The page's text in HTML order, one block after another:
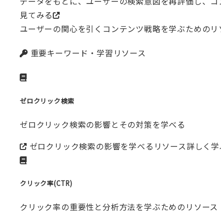
見てみる
ユーザーの関心を引くコンテンツ戦略を学ぶためのリ
重要キーワード・学習リソース
ゼロクリック検索
ゼロクリック検索の影響とその対策を学べる
ゼロクリック検索の影響を学べるリソース詳しく
クリック率(CTR)
クリック率の重要性と分析方法を学ぶためのリソース